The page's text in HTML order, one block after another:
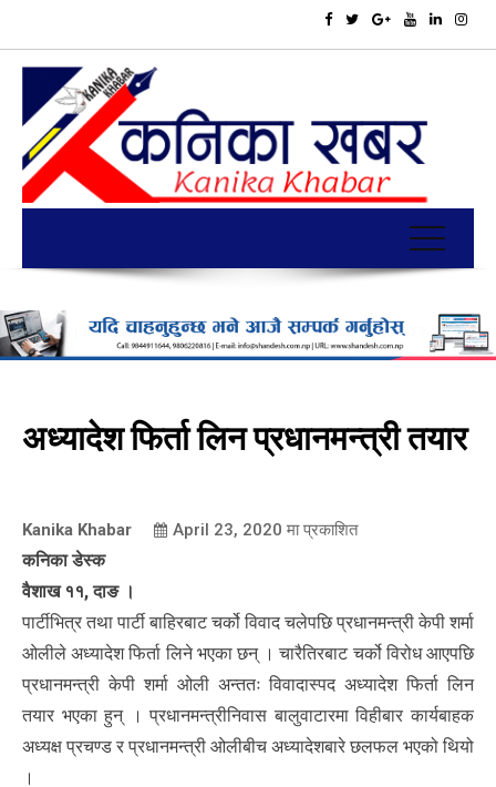
अध्यादेश फिर्ता लिन प्रधानमन्त्री तयार
Kanika Khabar April 23, 2020 मा प्रकाशित
कनिका डेस्क
वैशाख ११, दाङ ।
पार्टीभित्र तथा पार्टी बाहिरबाट चर्को विवाद चलेपछि प्रधानमन्त्री केपी शर्मा
ओलीले अध्यादेश फिर्ता लिने भएका छन् । चारैतिरबाट चर्को विरोध आएपछि
प्रधानमन्त्री केपी शर्मा ओली अन्ततः विवादास्पद अध्यादेश फिर्ता लिन
तयार भएका हुन् । प्रधानमन्त्रीनिवास बालुवाटारमा विहीबार कार्यबाहक
अध्यक्ष प्रचण्ड र प्रधानमन्त्री ओलीबीच अध्यादेशबारे छलफल भएको थियो
।